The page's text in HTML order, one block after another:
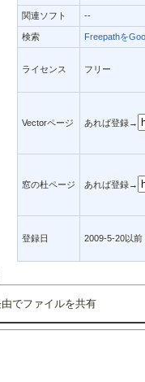
関連ソフト --
検索 Freepathを
ライセンス フリー
Vectorページ あれば登録→
窓の杜ページ あれば登録→
登録日 2009-5-20以前
でファイルを共有